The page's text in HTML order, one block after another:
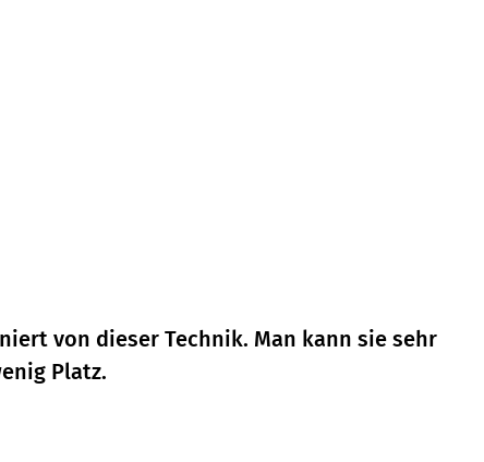
von dieser Technik. Man kann sie sehr
Platz.